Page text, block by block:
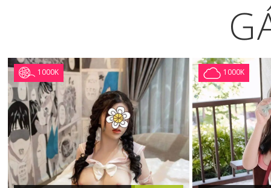
1000K 1000K